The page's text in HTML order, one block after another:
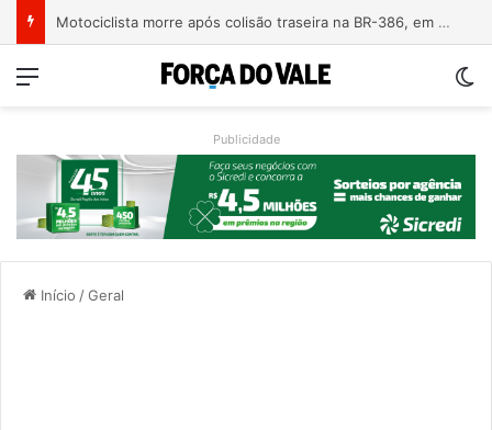
Árvore derrubada por temporal mata motociclista na ERS-124 em Montenegro
Menu
Publicidade
Início /Geral